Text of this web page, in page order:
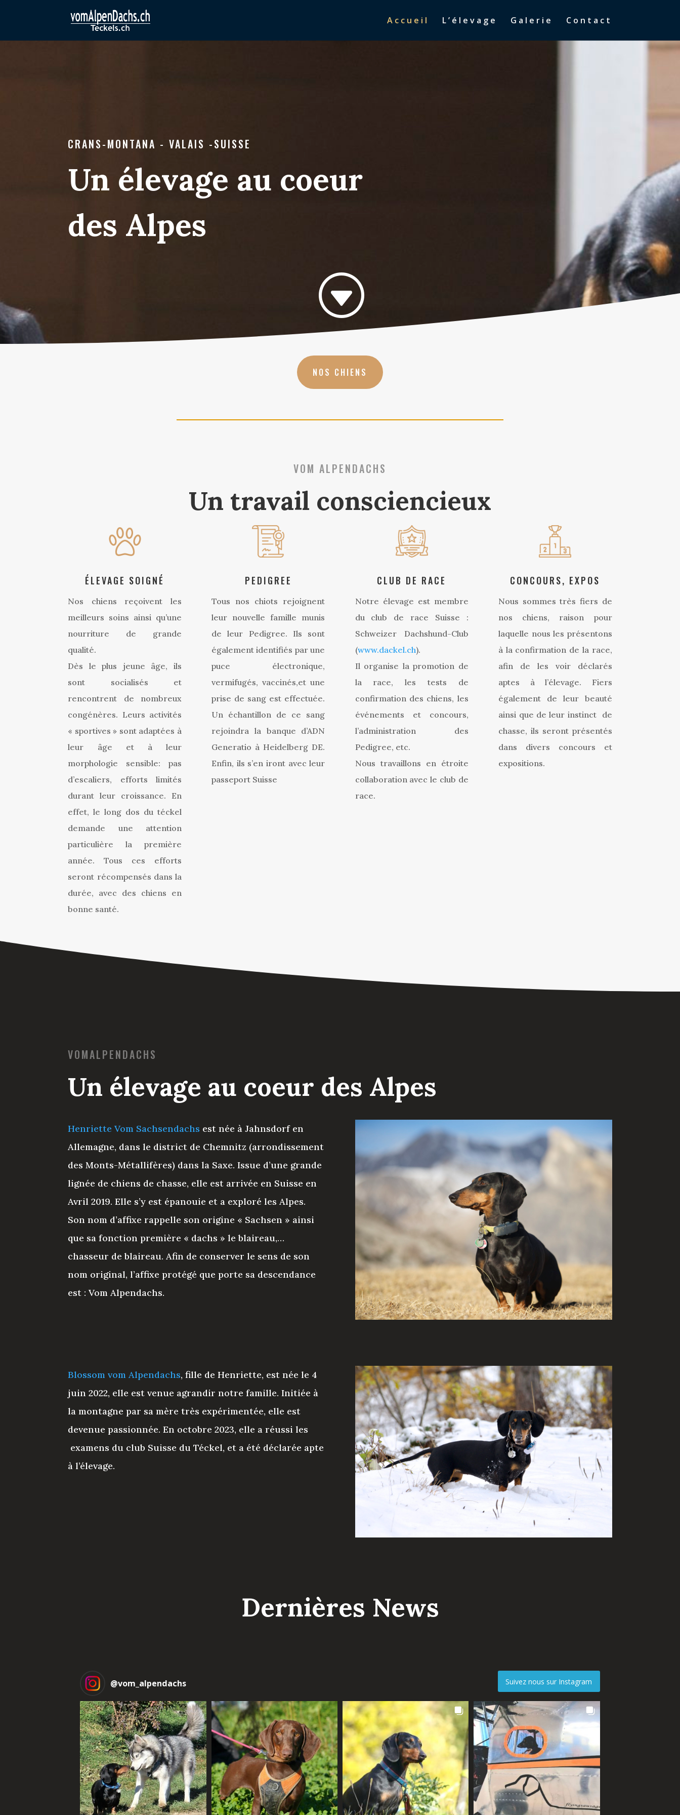
Accueil L’élevage Galerie Contact
CRANS-MONTANA - VALAIS -SUISSE
Un élevage au coeur
des Alpes
G
NOS CHIENS
VOM ALPENDACHS
Un travail consciencieux
ÉLEVAGE SOIGNÉ
Nos chiens reçoivent les
meilleurs soins ainsi qu’une
nourriture de grande
qualité.
Dès le plus jeune âge, ils
sont socialisés et
rencontrent de nombreux
congénères. Leurs activités
« sportives » sont adaptées à
leur âge et à leur
morphologie sensible: pas
d’escaliers, efforts limités
durant leur croissance. En
effet, le long dos du téckel
demande une attention
particulière la première
année. Tous ces efforts
seront récompensés dans la
durée, avec des chiens en
bonne santé.
PEDIGREE
Tous nos chiots rejoignent
leur nouvelle famille munis
de leur Pedigree. Ils sont
également identifiés par une
puce électronique,
vermifugés, vaccinés,et une
prise de sang est effectuée.
Un échantillon de ce sang
rejoindra la banque d’ADN
Generatio à Heidelberg DE.
Enfin, ils s’en iront avec leur
passeport Suisse
CLUB DE RACE
Notre élevage est membre
du club de race Suisse :
Schweizer Dachshund-Club
(www.dackel.ch).
Il organise la promotion de
la race, les tests de
confirmation des chiens, les
événements et concours,
l’administration des
Pedigree, etc.
Nous travaillons en étroite
collaboration avec le club de
race.
CONCOURS, EXPOS
Nous sommes très fiers de
nos chiens, raison pour
laquelle nous les présentons
à la confirmation de la race,
afin de les voir déclarés
aptes à l’élevage. Fiers
également de leur beauté
ainsi que de leur instinct de
chasse, ils seront présentés
dans divers concours et
expositions.
VOMALPENDACHS
Un élevage au coeur des Alpes
Henriette Vom Sachsendachs est née à Jahnsdorf en
Allemagne, dans le district de Chemnitz (arrondissement
des Monts-Métallifères) dans la Saxe. Issue d’une grande
lignée de chiens de chasse, elle est arrivée en Suisse en
Avril 2019. Elle s’y est épanouie et a exploré les Alpes.
Son nom d’affixe rappelle son origine « Sachsen » ainsi
que sa fonction première « dachs » le blaireau,…
chasseur de blaireau. Afin de conserver le sens de son
nom original, l’affixe protégé que porte sa descendance
est : Vom Alpendachs.
Blossom vom Alpendachs, fille de Henriette, est née le 4
juin 2022, elle est venue agrandir notre famille. Initiée à
la montagne par sa mère très expérimentée, elle est
devenue passionnée. En octobre 2023, elle a réussi les
examens du club Suisse du Téckel, et a été déclarée apte
à l’élevage.
Dernières News
@vom_alpendachs Suivez nous sur Instagram